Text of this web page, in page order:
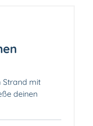
Strand mit
deinen